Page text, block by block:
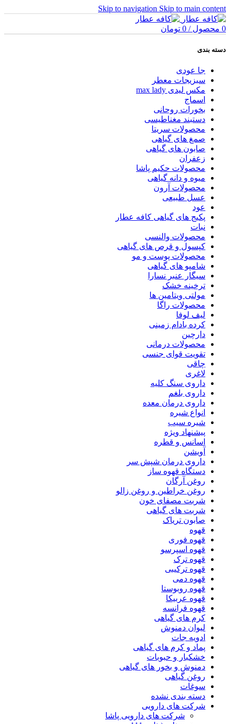
Skip to navigation Skip to main content
0 محصول /
0 تومان
دسته بندی
جا عودی
سبزیجات معطر
مکس لیدی max lady
اسماج
بخورات روحانی
دستبند مغناطیسی
محصولات سریتا
صمغ های گیاهی
صابون های گیاهی
زعفران
محصولات حکیم پاشا
میوه و دانه گیاهی
محصولات آرون
عسل طبیعی
عود
پکیج های گیاهی کافه عطار
نبات
محصولات والنسی
کپسول و قرص های گیاهی
محصولات پوست و مو
شامپو های گیاهی
سیگار عنبر نسارا
ترخینه خشک
مولتی ویتامین ها
محصولات راگا
لیف لوفا
کرده بادام زمینی
دارچین
محصولات درمانی
تقویت قوای جنسی
چاقی
لاغری
داروی سنگ کلیه
داروی بلغم
داروی درمان معده
انواع شیره
شیره سیب
پیشنهاد ویژه
اسانس و قطره
آویشن
داروی درمان شپش سر
دستگاه قهوه ساز
روغن آرگان
روغن خراطین و روغن زالو
شربت مصفای خون
شربت های گیاهی
صابون تریاک
قهوه
قهوه فوری
قهوه اسپرسو
قهوه ترک
قهوه ترکیبی
قهوه دمی
قهوه روبوستا
قهوه عربیکا
قهوه فرانسه
کرم های گیاهی
لیوان دمنوش
ادویه جات
پماد و کرم های گیاهی
خشکبار و حبوبات
دمنوش و بخور های گیاهی
روغن گیاهی
سوغات
دسته بندی نشده
شرکت های دارویی
شرکت های دارویی پاشا